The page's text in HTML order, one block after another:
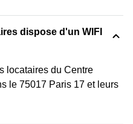
dispose d'un WIFI
locataires du Centre
le 75017 Paris 17 et leurs